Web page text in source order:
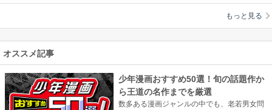
もっと見る
オススメ記事
少年漫画おすすめ50選！旬の話題作か
ら王道の名作までを厳選
数多ある漫画ジャンルの中でも、老若男女問